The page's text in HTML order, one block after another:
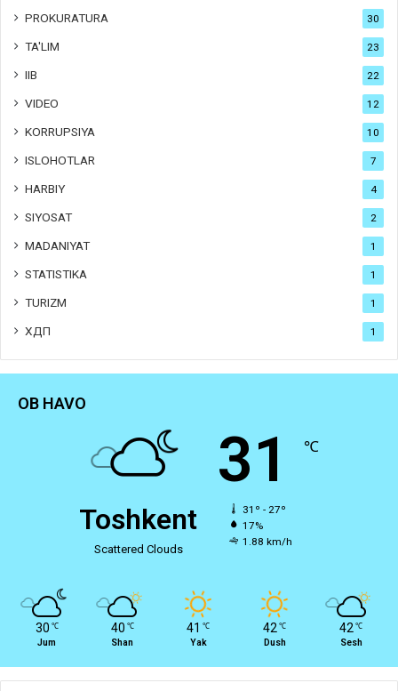
PROKURATURA 30
TA'LIM 23
IIB 22
VIDEO 12
KORRUPSIYA 10
ISLOHOTLAR 7
HARBIY 4
SIYOSAT 2
MADANIYAT 1
STATISTIKA 1
TURIZM 1
ХДП 1
OB HAVO
Toshkent
Scattered Clouds
31 ℃
31º - 27º
17%
1.88 km/h
30 ℃
Jum
40 ℃
Shan
41 ℃
Yak
42 ℃
Dush
42 ℃
Sesh